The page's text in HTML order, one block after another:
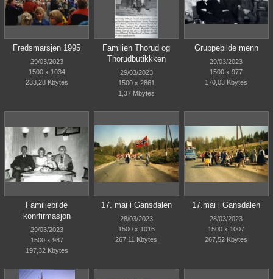
Fredsmarsjen 1995
29/03/2023
1500 x 1034
233,28 Kbytes
Familien Thorud og
Thorudbutikkken
29/03/2023
1500 x 2861
1,37 Mbytes
Gruppebilde menn
29/03/2023
1500 x 977
170,03 Kbytes
Familiebilde
konrfirmasjon
29/03/2023
1500 x 987
197,32 Kbytes
17. mai i Gansdalen
28/03/2023
1500 x 1016
267,11 Kbytes
17.mai i Gansdalen
28/03/2023
1500 x 1007
267,52 Kbytes